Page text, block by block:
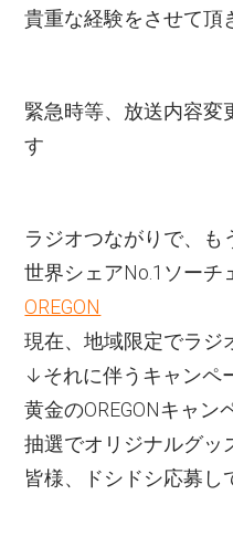
貴重な経験をさせて頂
緊急時等、放送内容変
す
ラジオつながりで、も
世界シェアNo.1ソーチ
OREGON
現在、地域限定でラジ
↓それに伴うキャンペ
黄金のOREGONキャン
抽選でオリジナルグッ
皆様、ドシドシ応募し